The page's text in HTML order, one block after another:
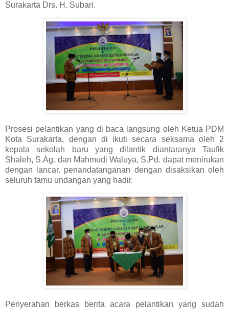
Surakarta Drs. H. Subari.
Prosesi pelantikan yang di baca langsung oleh Ketua PDM
Kota Surakarta, dengan di ikuti secara seksama oleh 2
kepala sekolah baru yang dilantik diantaranya Taufik
Shaleh, S.Ag. dan Mahmudi Waluya, S.Pd. dapat menirukan
dengan lancar. penandatanganan dengan disaksikan oleh
seluruh tamu undangan yang hadir.
Penyerahan berkas berita acara pelantikan yang sudah